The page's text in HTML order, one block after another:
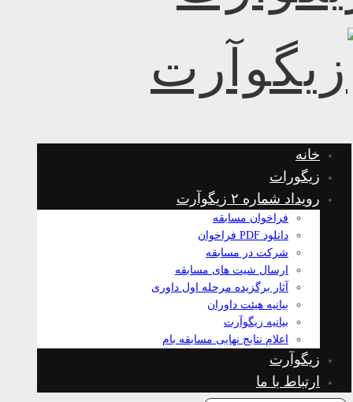
خانه
زیگورات
رویداد شماره ۲ زیگوآرت
فراخوان مسابقه
دانلود PDF فراخوان
شرکت در مسابقه
ارسال شیت های مسابقه
آثار برگزیده مرحله اول داوری
بیانیه هیئت داوران
بیانیه زیگوآرت
اعلام نتایج نهایی مسابقه بام
زیگوآرت
ارتباط با ما